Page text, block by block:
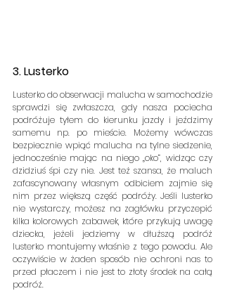
3. Lusterko
Lusterko do obserwacji malucha w samochodzie
sprawdzi się zwłaszcza, gdy nasza pociecha
podróżuje tyłem do kierunku jazdy i jeździmy
samemu np. po mieście. Możemy wówczas
bezpiecznie wpiąć malucha na tylne siedzenie,
jednocześnie mając na niego „oko”, widząc czy
dzidziuś śpi czy nie. Jest też szansa, że maluch
zafascynowany własnym odbiciem zajmie się
nim przez większą część podróży. Jeśli lusterko
nie wystarczy, możesz na zagłówku przyczepić
kilka kolorowych zabawek, które przykują uwagę
dziecka, jeżeli jedziemy w dłuższą podróż
lusterko montujemy właśnie z tego powodu. Ale
oczywiście w żaden sposób nie ochroni nas to
przed płaczem i nie jest to złoty środek na całą
podróż.